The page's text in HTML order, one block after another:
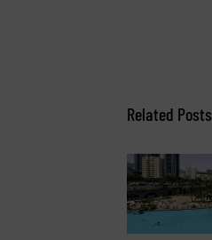
Related Posts